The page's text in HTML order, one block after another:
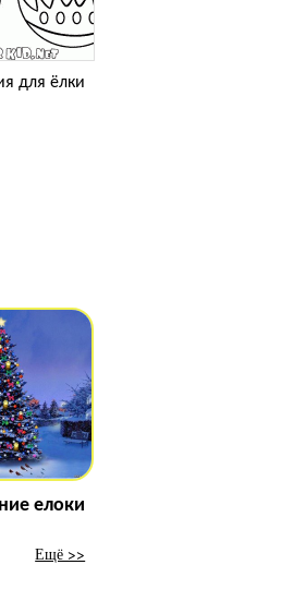
для ёлки
елоки
Ещё >>